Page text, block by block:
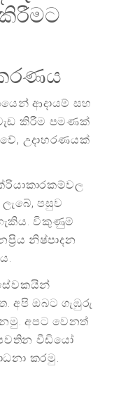
ආදායම් සහ
කිරීම පමණක්
උදාහරණයක්
පසුව
විකුණුම්
නිෂ්පාදන
සේවකයින්
අපි ඔබට ගැඹුරු
අපට වෙනත්
වීඩියෝ
කරමු.